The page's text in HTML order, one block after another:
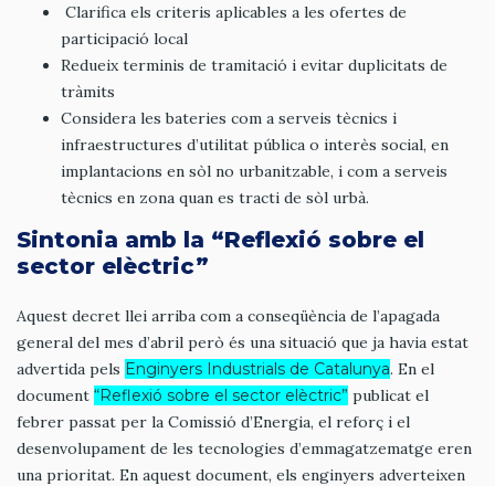
Clarifica els criteris aplicables a les ofertes de
participació local
Redueix terminis de tramitació i evitar duplicitats de
tràmits
Considera les bateries com a serveis tècnics i
infraestructures d’utilitat pública o interès social, en
implantacions en sòl no urbanitzable, i com a serveis
tècnics en zona quan es tracti de sòl urbà.
Sintonia amb la “Reflexió sobre el
sector elèctric”
Aquest decret llei arriba com a conseqüència de l’apagada
general del mes d’abril però és una situació que ja havia estat
advertida pels Enginyers Industrials de Catalunya. En el
document “Reflexió sobre el sector elèctric” publicat el
febrer passat per la Comissió d’Energia, el reforç i el
desenvolupament de les tecnologies d’emmagatzematge eren
una prioritat. En aquest document, els enginyers adverteixen